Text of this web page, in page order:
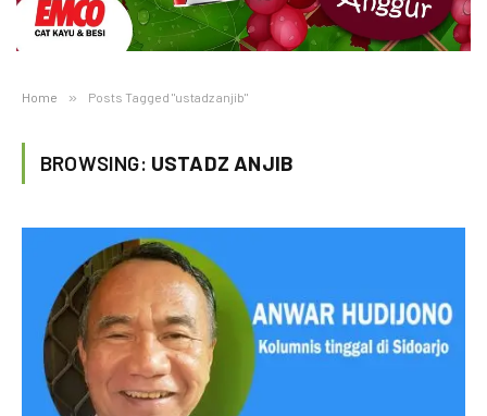
Home » Posts Tagged "ustadz anjib"
BROWSING: USTADZ ANJIB